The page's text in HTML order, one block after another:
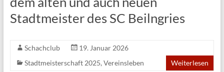
Stadtmeister des SC Beilngries
Schachclub
19. Januar 2026
Stadtmeisterschaft 2025, Vereinsleben Weiterlesen